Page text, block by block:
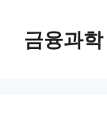
금융과학